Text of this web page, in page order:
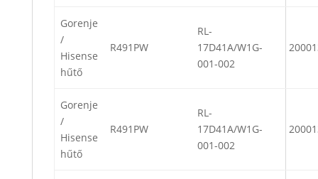
Gorenje
/
Hisense
hűtő
R491PW
RL-
17D41A/W1G-
001-002
Gorenje
/
Hisense
hűtő
R491PW
RL-
17D41A/W1G-
001-002